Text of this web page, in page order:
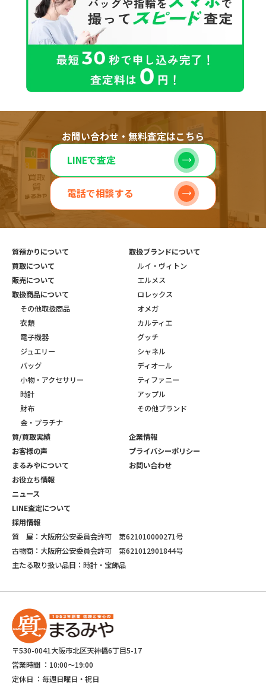
お問い合わせ・無料査定はこちら
LINEで査定
電話で相談する
質預かりについて
買取について
販売について
取扱商品について
その他取扱商品
衣類
電子機器
ジュエリー
バッグ
小物・アクセサリー
時計
財布
金・プラチナ
取扱ブランドについて
ルイ・ヴィトン
エルメス
ロレックス
オメガ
カルティエ
グッチ
シャネル
ディオール
ティファニー
アップル
その他ブランド
質/買取実績
お客様の声
まるみやについて
お役立ち情報
ニュース
LINE査定について
採用情報
企業情報
プライバシーポリシー
お問い合わせ
質 屋：大阪府公安委員会許可 第621010000271号
古物商：大阪府公安委員会許可 第621012901844号
主たる取り扱い品目：時計・宝飾品
〒530-0041大阪市北区天神橋6丁目5-17
営業時間 ： 10:00～19:00
定休日 ： 毎週日曜日・祝日